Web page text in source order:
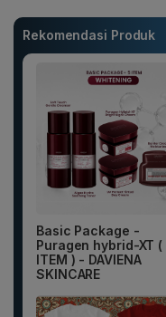
Rekomendasi Produk
Basic Package -
Puragen hybrid-XT (
ITEM ) - DAVIENA
SKINCARE